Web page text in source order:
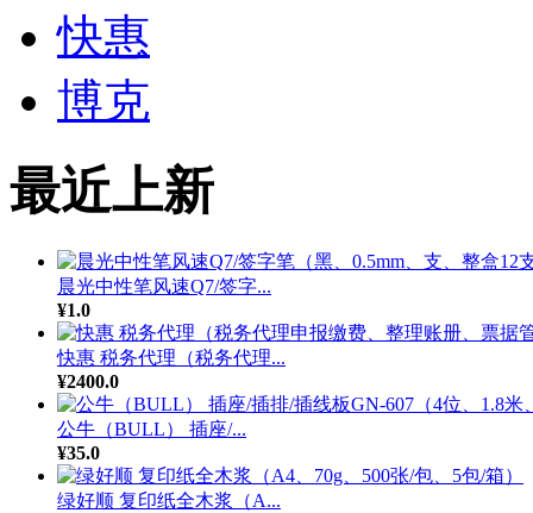
快惠
博克
最近上新
晨光中性笔风速Q7/签字...
¥1.0
快惠 税务代理（税务代理...
¥2400.0
公牛（BULL） 插座/...
¥35.0
绿好顺 复印纸全木浆（A...